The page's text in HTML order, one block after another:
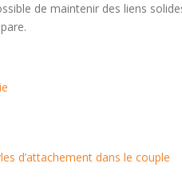
de maintenir des liens
d’attachement dans le couple